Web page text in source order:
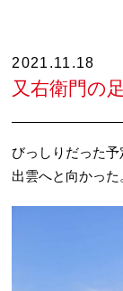
2021.11.18
又右衛門の
びっしりだった
出雲へと向かった